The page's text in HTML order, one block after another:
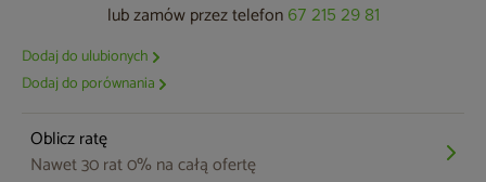
lub zamów przez telefon 67 215 29 81
Dodaj do ulubionych
Dodaj do porównania
Oblicz ratę
Nawet 30 rat 0% na całą ofertę